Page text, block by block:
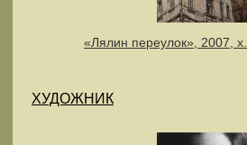
«Лялин переулок», 2007,
ХУДОЖНИК